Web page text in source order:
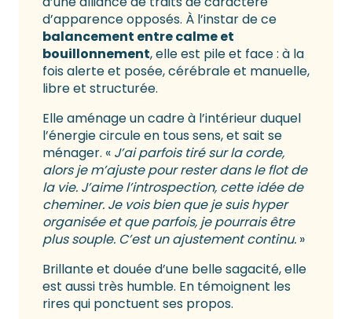
d’apparence opposés. À l’instar de ce
balancement entre calme et
bouillonnement, elle est pile et face : à la
fois alerte et posée, cérébrale et manuelle,
libre et structurée.
Elle aménage un cadre à l’intérieur duquel
l’énergie circule en tous sens, et sait se
ménager. « J’ai parfois tiré sur la corde,
alors je m’ajuste pour rester dans le flot de
la vie. J’aime l’introspection, cette idée de
cheminer. Je vois bien que je suis hyper
organisée et que parfois, je pourrais être
plus souple. C’est un ajustement continu. »
Brillante et douée d’une belle sagacité, elle
est aussi très humble. En témoignent les
rires qui ponctuent ses propos.